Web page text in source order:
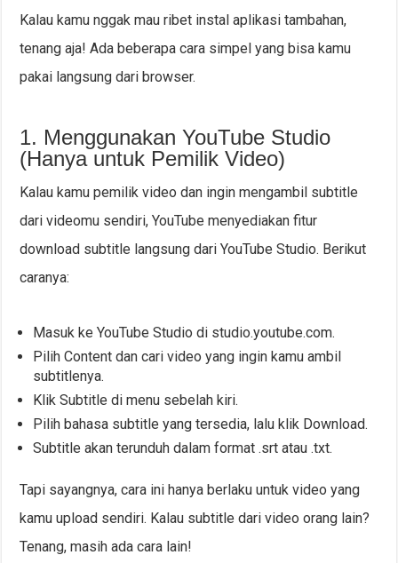
Kalau kamu nggak mau ribet instal aplikasi tambahan,
tenang aja! Ada beberapa cara simpel yang bisa kamu
pakai langsung dari browser.
1. Menggunakan YouTube Studio
(Hanya untuk Pemilik Video)
Kalau kamu pemilik video dan ingin mengambil subtitle
dari videomu sendiri, YouTube menyediakan fitur
download subtitle langsung dari YouTube Studio. Berikut
caranya:
Masuk ke YouTube Studio di studio.youtube.com.
Pilih Content dan cari video yang ingin kamu ambil
subtitlenya.
Klik Subtitle di menu sebelah kiri.
Pilih bahasa subtitle yang tersedia, lalu klik Download.
Subtitle akan terunduh dalam format .srt atau .txt.
Tapi sayangnya, cara ini hanya berlaku untuk video yang
kamu upload sendiri. Kalau subtitle dari video orang lain?
Tenang, masih ada cara lain!